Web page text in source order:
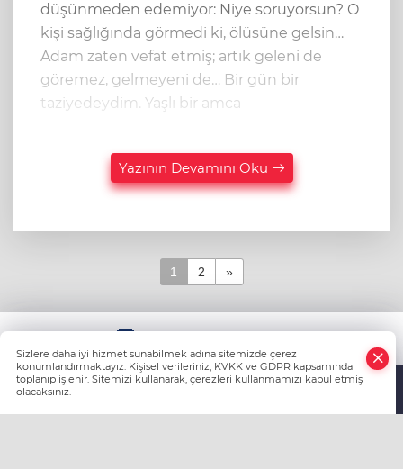
düşünmeden edemiyor: Niye soruyorsun? O
kişi sağlığında görmedi ki, ölüsüne gelsin…
Adam zaten vefat etmiş; artık geleni de
göremez, gelmeyeni de… Bir gün bir
taziyedeydim. Yaşlı bir amca
Yazının Devamını Oku
1 2 »
Sizlere daha iyi hizmet sunabilmek adına sitemizde çerez
konumlandırmaktayız. Kişisel verileriniz, KVKK ve GDPR kapsamında
toplanıp işlenir. Sitemizi kullanarak, çerezleri kullanmamızı kabul etmiş
olacaksınız.